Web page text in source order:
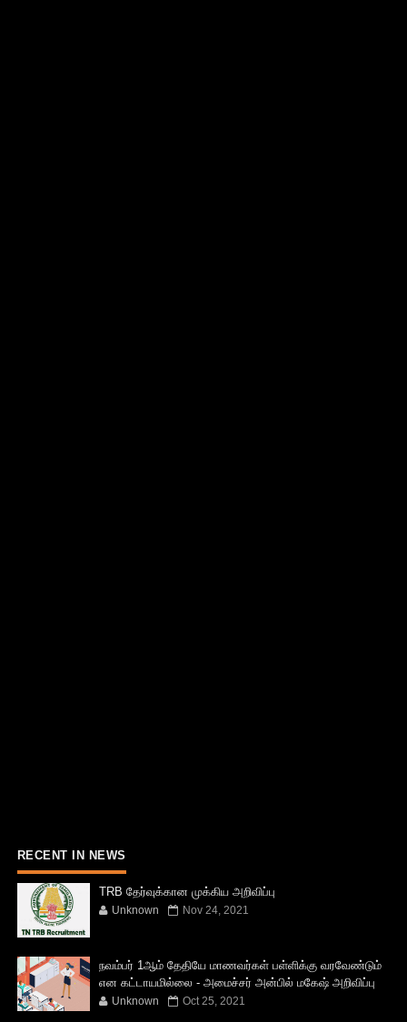
RECENT IN NEWS
TRB தேர்வுக்கான முக்கிய அறிவிப்பு
Unknown Nov 24, 2021
நவம்பர் 1ஆம் தேதியே மாணவர்கள் பள்ளிக்கு வரவேண்டும்
என கட்டாயமில்லை - அமைச்சர் அன்பில் மகேஷ் அறிவிப்பு
Unknown Oct 25, 2021